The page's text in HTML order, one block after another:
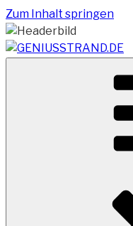
Zum Inhalt springen
Vom Geniusstrand
Terminal